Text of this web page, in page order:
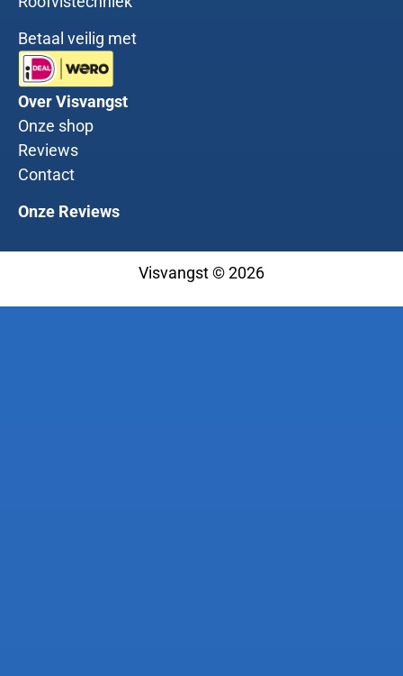
Betaal veilig met
Over Visvangst
Onze shop
Reviews
Contact
Onze Reviews
Visvangst © 2026